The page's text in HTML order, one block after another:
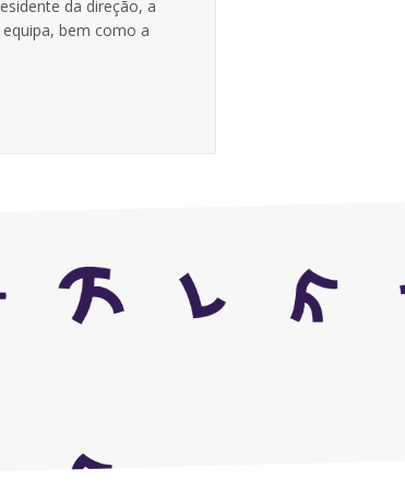
da direção, a
bem como a